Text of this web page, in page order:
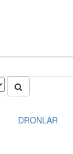
DRONLAR